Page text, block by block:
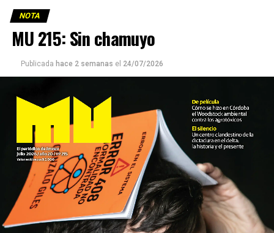
NOTA
MU 215: Sin chamuyo
Publicada hace 2 semanas el 24/07/2026